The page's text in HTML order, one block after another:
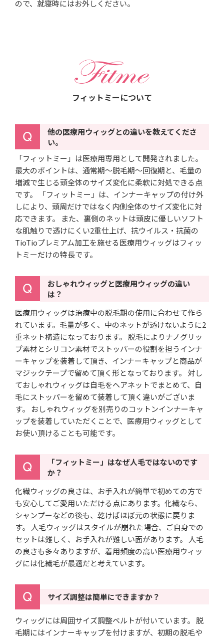
ので、就寝時にはお外しください。
フィットミーについて
他の医療用ウィッグとの違いを教えてくださ
い。
「フィットミー」は医療用専用として開発されました。
最大のポイントは、通常期～脱毛期～回復期と、毛量の
増減で生じる頭全体のサイズ変化に柔軟に対処できる点
です。 「フィットミー」は、インナーキャップの付け外
しにより、頭周だけではなく内側全体のサイズ変化に対
応できます。 また、裏側のネットは頭皮に優しいソフト
な肌触りで透けにくい2重仕上げ、抗ウイルス・抗菌の
TioTioプレミアム加工を施せる医療用ウィッグはフィッ
トミーだけの特長です。
おしゃれウィッグと医療用ウィッグの違い
は？
医療用ウィッグは治療中の脱毛期の使用に合わせて作ら
れています。毛量が多く、中のネットが透けないように2
重ネット構造になっております。
脱毛によりナノグリッ
プ素材とシリコン素材でストッパーの役割を担うインナ
ーキャップを装着して頂き、インナーキャップと商品が
マジックテープで留めて頂く形となっております。
対し
ておしゃれウィッグは自毛をヘアネットでまとめて、自
毛にストッパーを留めて装着して頂く違いがございま
す。
おしゃれウィッグを別売りのコットンインナーキャ
ップを装着していただくことで、医療用ウィッグとして
お使い頂けることも可能です。
「フィットミー」はなぜ人毛ではないのです
か？
化繊ウィッグの良さは、お手入れが簡単で初めての方で
も安心してご愛用いただける点にあります。化繊なら、
シャンプーなどの後も、乾けばほぼ元の状態に戻りま
す。 人毛ウィッグはスタイルが崩れた場合、ご自身での
セットは難しく、お手入れが難しい面があります。 人毛
の良さも多々ありますが、着用頻度の高い医療用ウィッ
グには化繊毛が最適だと考えています。
サイズ調整は簡単にできますか？
ウィッグには周囲サイズ調整ベルトが付いています。 脱
毛期にはインナーキャップを付けますが、初期の脱毛や